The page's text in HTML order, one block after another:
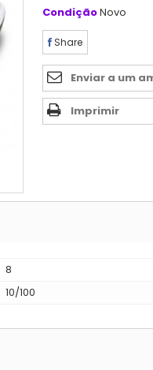
CondiçãoNovo
Share
Enviar a um
Imprimir
8
10/100